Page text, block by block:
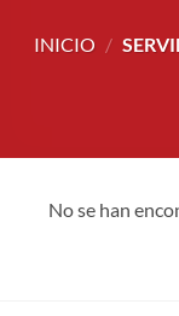
INICIO /
No se han